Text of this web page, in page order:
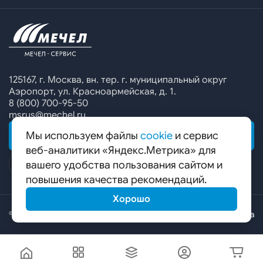
Сбор коммерческих предложений
Специальные предложения
Калькулятор металла
Ижсталь
Уральская кузница
Белорецкий металлургический комбинат
Гурьевский филиал ЧМК
125167, г. Москва, вн. тер. г. муниципальный округ
Аэропорт, ул. Красноармейская, д. 1.
8 (800) 700-95-50
msrus@mechel.ru
ОБРАТНАЯ СВЯЗЬ
© ООО «Мечел-Сервис», 2026 Карта сайта
Мы используем файлы cookie и сервис
веб-аналитики «Яндекс.Метрика» для
вашего удобства пользования сайтом и
повышения качества рекомендаций.
Хорошо